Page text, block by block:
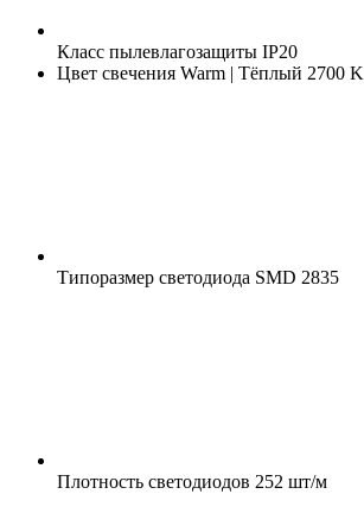
Класс пылевлагозащиты IP20
Цвет свечения Warm | Тёплый 2700 K
Типоразмер светодиода SMD 2835
Плотность светодиодов 252 шт/м